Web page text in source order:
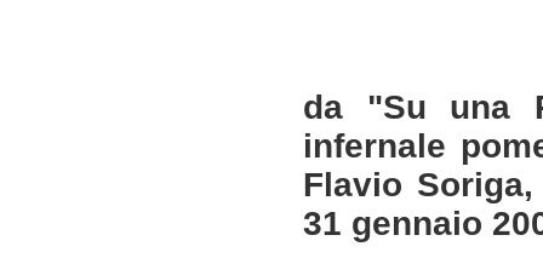
da "Su una
infernale
Flavio
31 gennaio